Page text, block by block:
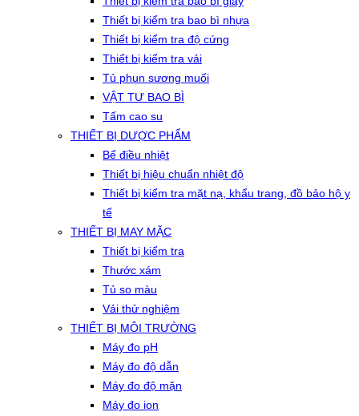
Thiết bị kiểm tra bao bì nhựa
Thiết bị kiểm tra độ cứng
Thiết bị kiểm tra vải
Tủ phun sương muối
VẬT TƯ BAO BÌ
Tấm cao su
THIẾT BỊ DƯỢC PHẨM
Bể điều nhiệt
Thiết bị hiệu chuẩn nhiệt độ
Thiết bị kiểm tra mặt nạ, khẩu trang, đồ bảo hộ y
tế
THIẾT BỊ MAY MẶC
Thiết bị kiểm tra
Thước xám
Tủ so màu
Vải thử nghiệm
THIẾT BỊ MÔI TRƯỜNG
Máy đo pH
Máy đo độ dẫn
Máy đo độ mặn
Máy đo ion